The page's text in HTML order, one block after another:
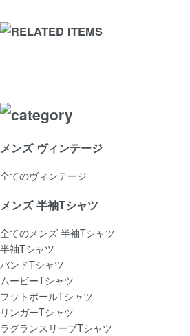
メンズ ヴィンテージ
全てのヴィンテージ
メンズ 半袖Tシャツ
全てのメンズ 半袖Tシャツ
半袖Tシャツ
バンドTシャツ
ムービーTシャツ
フットボールTシャツ
リンガーTシャツ
ラグランスリーブTシャツ